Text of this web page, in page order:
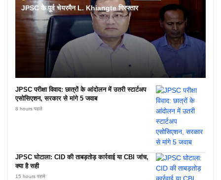
JPSC के पूर्व चेयरमैन L. Khiangte गिरफ्तार
JPSC परीक्षा विवाद: छात्रों के आंदोलन में उतरी स्टार्टअप
एसोसिएशन, सरकार से मांगे 5 जवाब
8 hours पहले
JPSC घोटाला: CID की ताबड़तोड़ कार्रवाई या CBI जांच,
क्या है सही
15 hours पहले